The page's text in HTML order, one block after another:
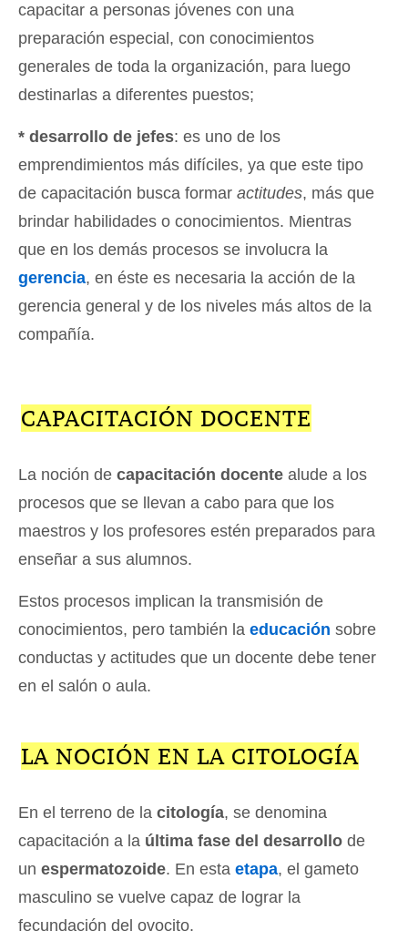
capacitar a personas jóvenes con una
preparación especial, con conocimientos
generales de toda la organización, para luego
destinarlas a diferentes puestos;
* desarrollo de jefes: es uno de los
emprendimientos más difíciles, ya que este tipo
de capacitación busca formar actitudes, más que
brindar habilidades o conocimientos. Mientras
que en los demás procesos se involucra la
gerencia, en éste es necesaria la acción de la
gerencia general y de los niveles más altos de la
compañía.
CAPACITACIÓN DOCENTE
La noción de capacitación docente alude a los
procesos que se llevan a cabo para que los
maestros y los profesores estén preparados para
enseñar a sus alumnos.
Estos procesos implican la transmisión de
conocimientos, pero también la educación sobre
conductas y actitudes que un docente debe tener
en el salón o aula.
LA NOCIÓN EN LA CITOLOGÍA
En el terreno de la citología, se denomina
capacitación a la última fase del desarrollo de
un espermatozoide. En esta etapa, el gameto
masculino se vuelve capaz de lograr la
fecundación del ovocito.